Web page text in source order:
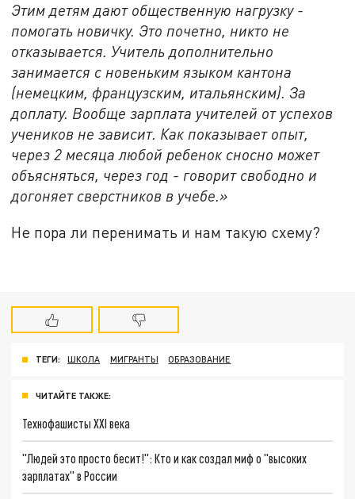
Этим детям дают общественную нагрузку -
помогать новичку. Это почетно, никто не
отказывается. Учитель дополнительно
занимается с новеньким языком кантона
(немецким, французским, итальянским). За
доплату. Вообще зарплата учителей от успехов
учеников не зависит. Как показывает опыт,
через 2 месяца любой ребенок сносно может
объясняться, через год - говорит свободно и
догоняет сверстников в учебе.»
Не пора ли перенимать и нам такую схему?
ТЕГИ: ШКОЛА МИГРАНТЫ ОБРАЗОВАНИЕ
ЧИТАЙТЕ ТАКЖЕ:
Технофашисты XXI века
"Людей это просто бесит!": Кто и как создал миф о "высоких
зарплатах" в России